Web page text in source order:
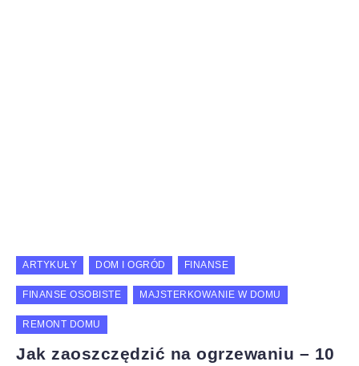
ARTYKUŁY DOM I OGRÓD FINANSE
FINANSE OSOBISTE MAJSTERKOWANIE W DOMU
REMONT DOMU
Jak zaoszczędzić na ogrzewaniu – 10